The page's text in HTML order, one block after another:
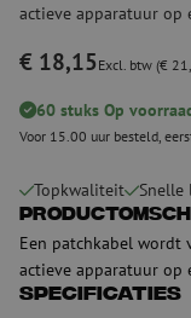
actieve apparatuur op
€ 18,15 Excl. btw (€
60 stuks Op
Voor 15.00 uur besteld,
Topkwaliteit Snelle
Een patchkabel
actieve apparatuur op
Specificaties